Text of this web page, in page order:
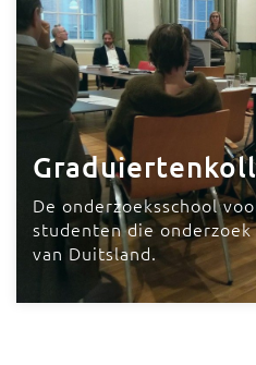
De onderzoeksschool
studenten die
van Duitsland.